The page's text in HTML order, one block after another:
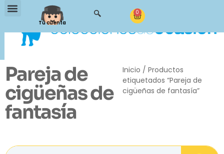
Tu cuenta
0
Pareja de
cigüeñas de
fantasía
Inicio / Productos
etiquetados “Pareja de
cigüeñas de fantasía”